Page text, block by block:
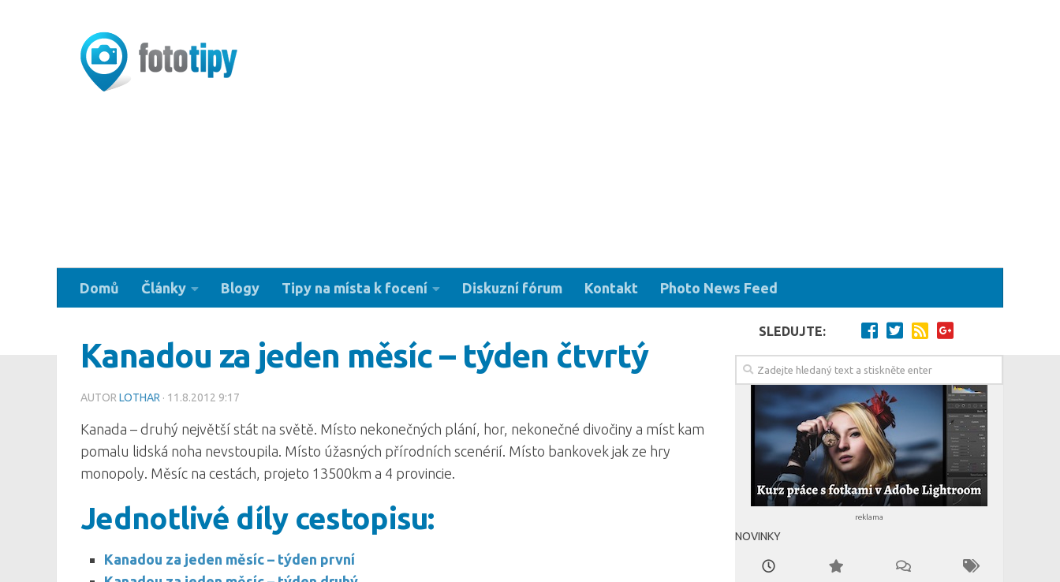
Domů Články Blogy Tipy na místa k focení Diskuzní fórum Kontakt Photo News Feed
Kanadou za jeden měsíc – týden čtvrtý
AUTOR LOTHAR · 11.8.2012 9:17
Kanada – druhý největší stát na světě. Místo nekonečných plání, hor, nekonečné divočiny a míst kam
pomalu lidská noha nevstoupila. Místo úžasných přírodních scenérií. Místo bankovek jak ze hry
monopoly. Měsíc na cestách, projeto 13500km a 4 provincie.
Jednotlivé díly cestopisu:
Kanadou za jeden měsíc – týden první
SLEDUJTE:
reklama
NOVINKY